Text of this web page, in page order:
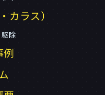
カラス）
除
例